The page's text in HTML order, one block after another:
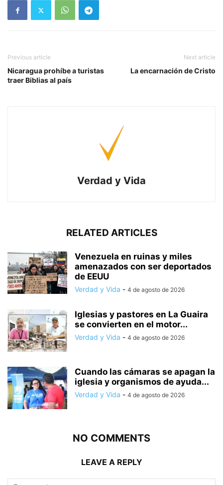
Previous article
Nicaragua prohíbe a turistas
traer Biblias al país
Next article
La encarnación de Cristo
Verdad y Vida
RELATED ARTICLES
Venezuela en ruinas y miles
amenazados con ser deportados
de EEUU
Verdad y Vida - 4 de agosto de 2026
Iglesias y pastores en La Guaira
se convierten en el motor...
Verdad y Vida - 4 de agosto de 2026
Cuando las cámaras se apagan la
iglesia y organismos de ayuda...
Verdad y Vida - 4 de agosto de 2026
NO COMMENTS
LEAVE A REPLY